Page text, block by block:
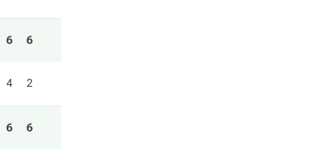
6 6
4 2
6 6